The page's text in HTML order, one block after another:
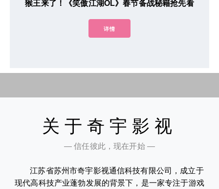
猴王来了！《笑傲江湖OL》春节备战秘籍抢先看
详情
关于奇宇影视
— 信任彼此，现在开始 —
江苏省苏州市奇宇影视通信科技有限公司，成立于
现代高科技产业蓬勃发展的背景下，是一家专注于游戏